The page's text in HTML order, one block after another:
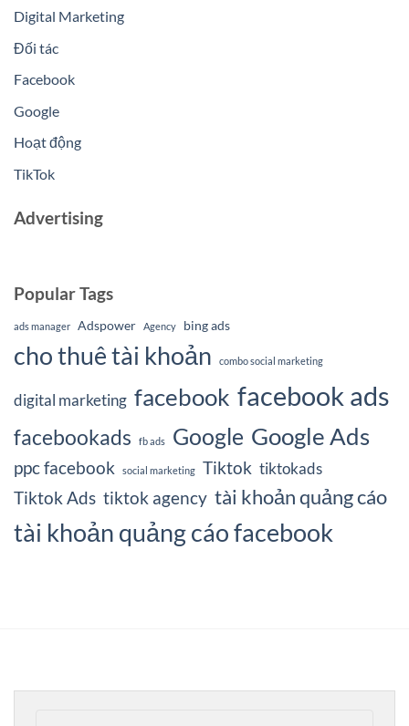
Digital Marketing
Đối tác
Facebook
Google
Hoạt động
TikTok
Advertising
Popular Tags
ads manager Adspower Agency bing ads
cho thuê tài khoản combo social marketing
digital marketing facebook facebook ads
facebookads fb ads Google Google Ads
ppc facebook social marketing Tiktok tiktokads
Tiktok Ads tiktok agency tài khoản quảng cáo
tài khoản quảng cáo facebook